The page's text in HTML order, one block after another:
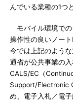
んでいる業種の1つ
モバイル環境での
操作性の良いノー
今では上記のよう
通省が公共事業の
CALS/EC（
Support/Electronic
め、電子入札／電